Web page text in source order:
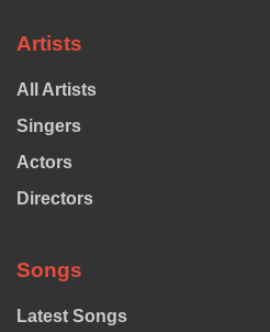
Artists
All Artists
Singers
Actors
Directors
Songs
Latest Songs